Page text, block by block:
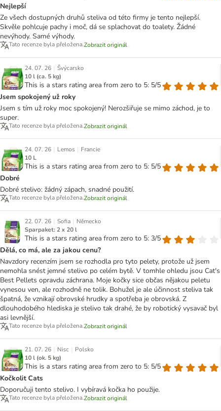
Nejlepší
Ze všech dostupných druhů steliva od této firmy je tento nejlepší.
Skvěle pohlcuje pachy i moč, dá se splachovat do toalety. Žádné
nevýhody. Samé výhody.
Tato recenze byla přeložena.Zobrazit originál
24. 07. 26 | Švýcarsko
10 l (ca. 5 kg)
This is a stars rating area from zero to 5: 5/5
Jsem spokojený už roky
Jsem s tím už roky moc spokojený! Nerozšiřuje se mimo záchod, je to
super.
Tato recenze byla přeložena.Zobrazit originál
24. 07. 26 | Lemos | Francie
10 L
This is a stars rating area from zero to 5: 5/5
Dobré
Dobré stelivo: žádný zápach, snadné použití.
Tato recenze byla přeložena.Zobrazit originál
22. 07. 26 | Sofia | Německo
Sparpaket: 2 x 20 l
This is a stars rating area from zero to 5: 3/5
Dělá, co má, ale za jakou cenu?
Navzdory recenzím jsem se rozhodla pro tyto pelety, protože už jsem
nemohla snést jemné stelivo po celém bytě. V tomhle ohledu jsou Cat's
Best Pellets opravdu záchrana. Moje kočky sice občas nějakou peletu
vynesou ven, ale rozhodně ne tolik. Bohužel je ale účinnost steliva tak
špatná, že vznikají obrovské hrudky a spotřeba je obrovská. Z
dlouhodobého hlediska je stelivo tak drahé, že by robotický vysavač byl
asi levnější.
Tato recenze byla přeložena.Zobrazit originál
21. 07. 26 | Nisc | Polsko
10 l (ok. 5 kg)
This is a stars rating area from zero to 5: 5/5
Kočkolit Cats
Doporučuji tento stelivo. I vybíravá kočka ho použije.
Tato recenze byla přeložena.Zobrazit originál